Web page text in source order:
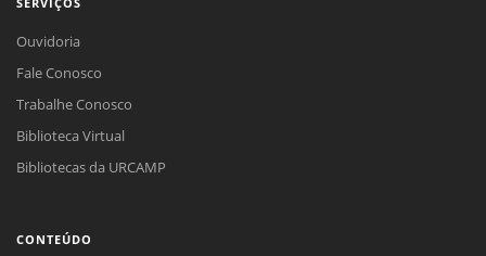
Ouvidoria
Fale Conosco
Trabalhe Conosco
Biblioteca Virtual
Bibliotecas da URCAMP
CONTEÚDO